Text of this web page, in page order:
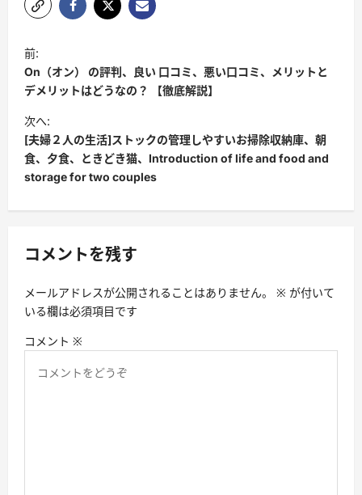
投
稿
ナ
ビ
ゲ
ー
ン
前:
On（オン） の評判、良い 口コミ、悪い口コミ、メリットと
デメリットはどうなの？ 【徹底解説】
次へ:
[夫婦２人の生活]ストックの管理しやすいお掃除収納庫、朝
食、夕食、ときどき猫、Introduction of life and food and
storage for two couples
コメントを残す
メールアドレスが公開されることはありません。 ※ が付いて
いる欄は必須項目です
コメント ※